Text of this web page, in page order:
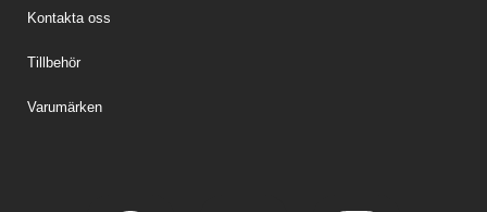
Kontakta oss
Tillbehör
Varumärken